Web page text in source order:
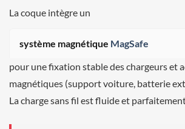
La coque intègre un
système magnétique MagSafe
pour une fixation stable des chargeurs et
magnétiques (support voiture, batterie
La charge sans fil est fluide et